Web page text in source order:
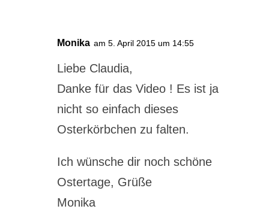
Monika am 5. April 2015 um 14:55
Liebe Claudia,
Danke für das Video ! Es ist ja
nicht so einfach dieses
Osterkörbchen zu falten.
Ich wünsche dir noch schöne
Ostertage, Grüße
Monika